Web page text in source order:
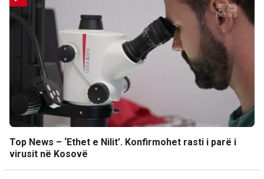
Top News – ‘Ethet e Nilit’. Konfirmohet rasti i parë i
virusit në Kosovë